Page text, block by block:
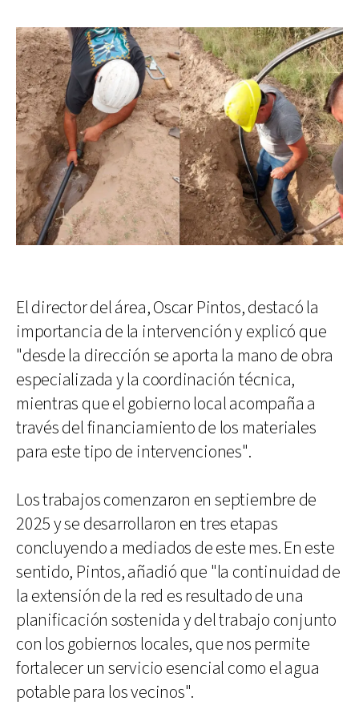
El director del área, Oscar Pintos, destacó la
importancia de la intervención y explicó que
"desde la dirección se aporta la mano de obra
especializada y la coordinación técnica,
mientras que el gobierno local acompaña a
través del financiamiento de los materiales
para este tipo de intervenciones".
Los trabajos comenzaron en septiembre de
2025 y se desarrollaron en tres etapas
concluyendo a mediados de este mes. En este
sentido, Pintos, añadió que "la continuidad de
la extensión de la red es resultado de una
planificación sostenida y del trabajo conjunto
con los gobiernos locales, que nos permite
fortalecer un servicio esencial como el agua
potable para los vecinos".